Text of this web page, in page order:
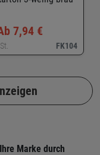
FK104
7,94 €
Marke durch